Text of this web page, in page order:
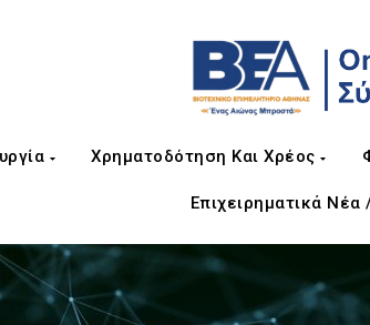
Χρηματοδότηση Και Χρέος
Επιχειρηματικά